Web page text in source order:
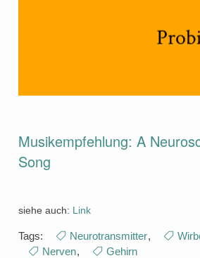
Musikempfehlung: A
Song
siehe auch: Link
Tags: Neurotransmitter,
Nerven, Gehirn